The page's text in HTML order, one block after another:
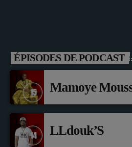
ÉPISODES DE PODCAST
Mamoye
LLdouk’S